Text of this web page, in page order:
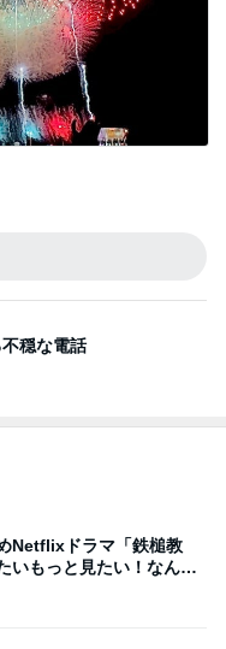
穏な電話
Netflixドラマ「鉄槌教
いもっと見たい！なんで1